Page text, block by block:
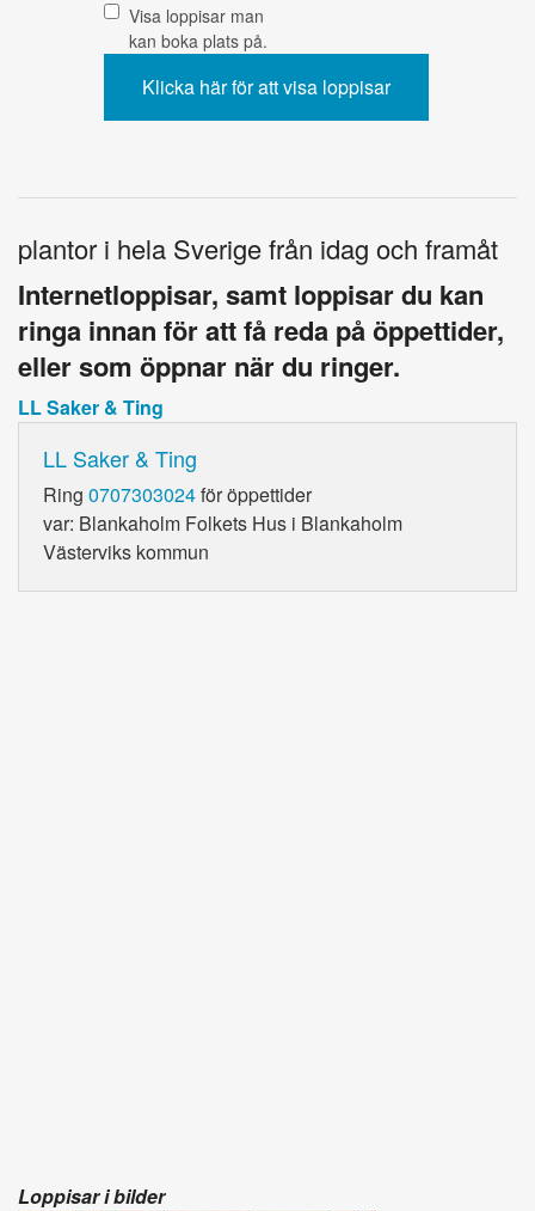
Visa loppisar man
kan boka plats på.
plantor i hela Sverige från idag och framåt
Internetloppisar, samt loppisar du kan
ringa innan för att få reda på öppettider,
eller som öppnar när du ringer.
LL Saker & Ting
LL Saker & Ting
Ring 0707303024för öppettider
var: Blankaholm Folkets Hus i Blankaholm
Västerviks kommun
Loppisar i bilder